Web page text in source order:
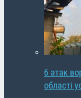
6 атак
області